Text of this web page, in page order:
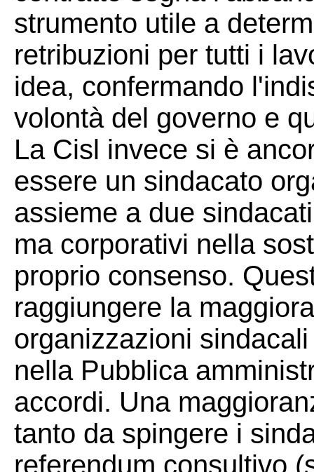
strumento utile a
retribuzioni per tutti i
idea, confermando
volontà del governo e
La Cisl invece si è
essere un sindacato
assieme a due
ma corporativi nella
proprio consenso.
raggiungere la
organizzazioni
nella Pubblica
accordi. Una
tanto da spingere i
referendum consultivo